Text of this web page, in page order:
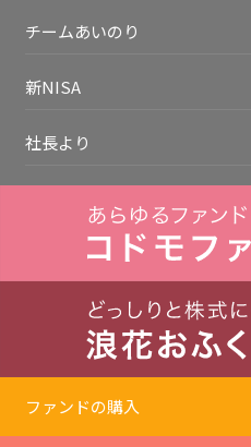
チームあいのり
新NISA
社長より
ファンドの購入